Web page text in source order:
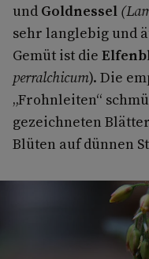
und Goldnessel
sehr langlebig und
Gemüt ist die
perralchicum). Die
„Frohnleiten“
gezeichneten
Blüten auf dünnen